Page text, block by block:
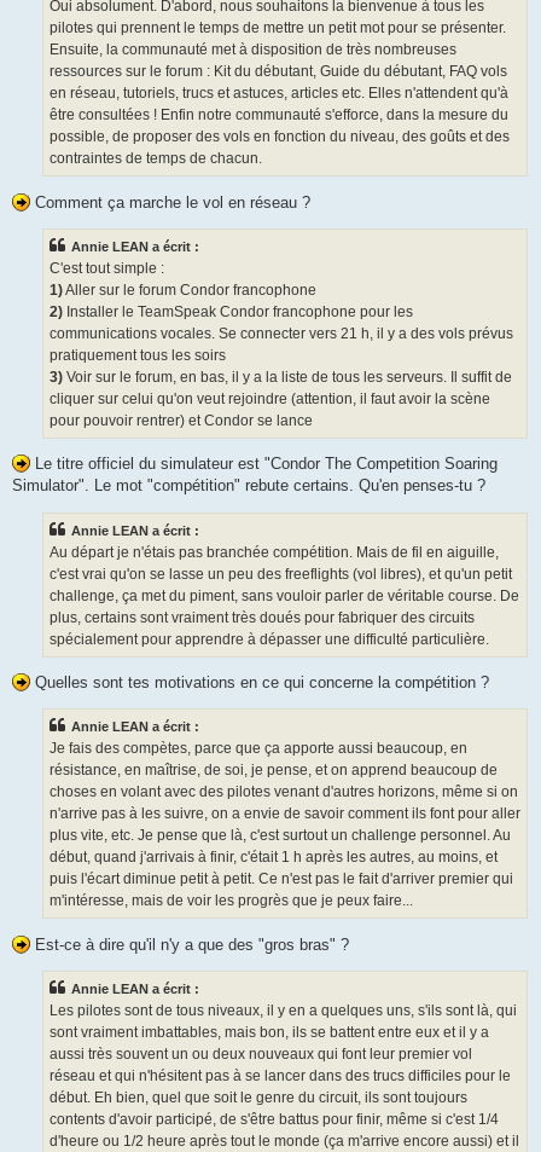
Oui absolument. D'abord, nous souhaitons la bienvenue à tous les
pilotes qui prennent le temps de mettre un petit mot pour se présenter.
Ensuite, la communauté met à disposition de très nombreuses
ressources sur le forum : Kit du débutant, Guide du débutant, FAQ vols
en réseau, tutoriels, trucs et astuces, articles etc. Elles n'attendent qu'à
être consultées ! Enfin notre communauté s'efforce, dans la mesure du
possible, de proposer des vols en fonction du niveau, des goûts et des
contraintes de temps de chacun.
Comment ça marche le vol en réseau ?
Annie LEAN a écrit :
C'est tout simple :
1)Aller sur le forum Condor francophone
2) Installer le TeamSpeak Condor francophone pour les
communications vocales. Se connecter vers 21 h, il y a des vols prévus
pratiquement tous les soirs
3) Voir sur le forum, en bas, il y a la liste de tous les serveurs. Il suffit de
cliquer sur celui qu'on veut rejoindre (attention, il faut avoir la scène
pour pouvoir rentrer) et Condor se lance
Le titre officiel du simulateur est "Condor The Competition Soaring
Simulator". Le mot "compétition" rebute certains. Qu'en penses-tu ?
Annie LEAN a écrit :
Au départ je n'étais pas branchée compétition. Mais de fil en aiguille,
c'est vrai qu'on se lasse un peu des freeflights (vol libres), et qu'un petit
challenge, ça met du piment, sans vouloir parler de véritable course. De
plus, certains sont vraiment très doués pour fabriquer des circuits
spécialement pour apprendre à dépasser une difficulté particulière.
Quelles sont tes motivations en ce qui concerne la compétition ?
Annie LEAN a écrit :
Je fais des compètes, parce que ça apporte aussi beaucoup, en
résistance, en maîtrise, de soi, je pense, et on apprend beaucoup de
choses en volant avec des pilotes venant d'autres horizons, même si on
n'arrive pas à les suivre, on a envie de savoir comment ils font pour aller
plus vite, etc. Je pense que là, c'est surtout un challenge personnel. Au
début, quand j'arrivais à finir, c'était 1 h après les autres, au moins, et
puis l'écart diminue petit à petit. Ce n'est pas le fait d'arriver premier qui
m'intéresse, mais de voir les progrès que je peux faire...
Est-ce à dire qu'il n'y a que des "gros bras" ?
Annie LEAN a écrit :
Les pilotes sont de tous niveaux, il y en a quelques uns, s'ils sont là, qui
sont vraiment imbattables, mais bon, ils se battent entre eux et il y a
aussi très souvent un ou deux nouveaux qui font leur premier vol
réseau et qui n'hésitent pas à se lancer dans des trucs difficiles pour le
début. Eh bien, quel que soit le genre du circuit, ils sont toujours
contents d'avoir participé, de s'être battus pour finir, même si c'est 1/4
d'heure ou 1/2 heure après tout le monde (ça m'arrive encore aussi) et il